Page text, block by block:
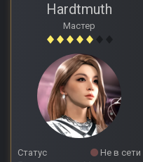
Hardtmuth
Мастер
Статус
Не в сети